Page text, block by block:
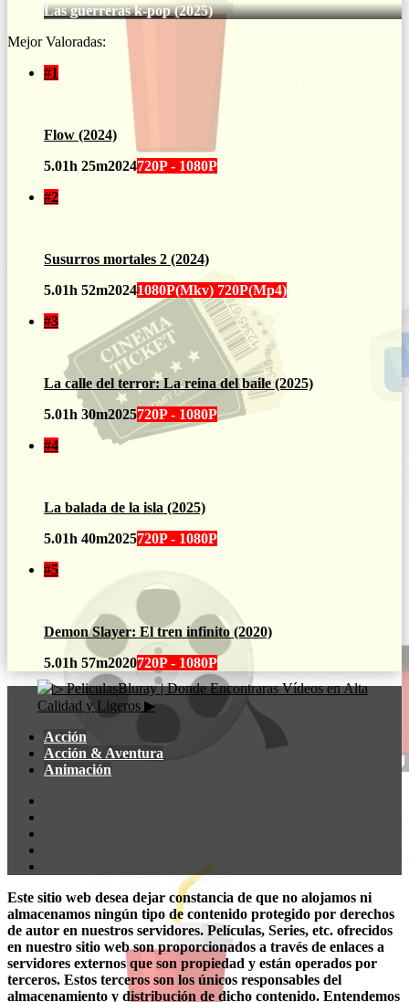
Las guerreras k-pop (2025)
Mejor Valoradas:
#1
Flow (2024)
5.01h 25m2024720P - 1080P
#2
Susurros mortales 2 (2024)
5.01h 52m20241080P(Mkv) 720P(Mp4)
#3
La calle del terror: La reina del baile (2025)
5.01h 30m2025720P - 1080P
#4
La balada de la isla (2025)
5.01h 40m2025720P - 1080P
#5
Demon Slayer: El tren infinito (2020)
5.01h 57m2020720P - 1080P
Acción
Acción & Aventura
Animación
Este sitio web desea dejar constancia de que no alojamos ni
almacenamos ningún tipo de contenido protegido por derechos
de autor en nuestros servidores. Películas, Series, etc. ofrecidos
en nuestro sitio web son proporcionados a través de enlaces a
servidores externos que son propiedad y están operados por
terceros. Estos terceros son los únicos responsables del
almacenamiento y distribución de dicho contenido. Entendemos